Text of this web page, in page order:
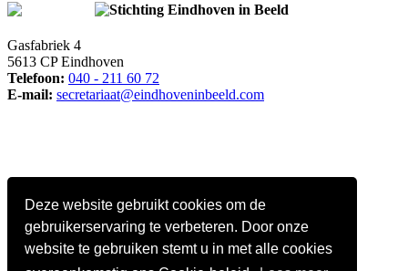
Deze website gebruikt cookies om de
gebruikerservaring te verbeteren. Door onze
website te gebruiken stemt u in met alle cookies
Stichting Eindhoven in Beeld
Gasfabriek 4
5613 CP Eindhoven
Telefoon: 040 - 211 60 72
E-mail: secretariaat@eindhoveninbeeld.com